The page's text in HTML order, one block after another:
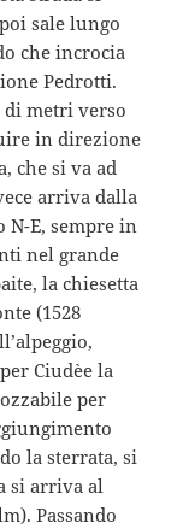
sale lungo
che incrocia
Pedrotti.
di metri verso
in direzione
che si va ad
arriva dalla
E, sempre in
nel grande
la chiesetta
(1528
Ciudèe la
per
la sterrata, si
si arriva al
Passando